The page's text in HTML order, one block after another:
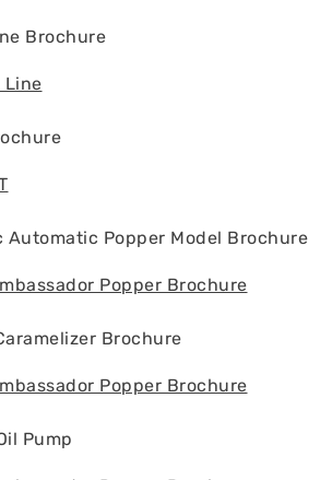
Brochure
Automatic Popper Model Brochure
Brochure
Pump